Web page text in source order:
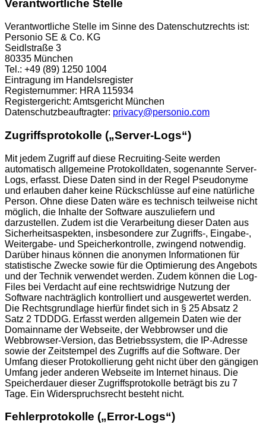
Verantwortliche Stelle
Verantwortliche Stelle im Sinne des Datenschutzrechts ist:
Personio SE & Co. KG
Seidlstraße 3
80335 München
Tel.: +49 (89) 1250 1004
Eintragung im Handelsregister
Registernummer: HRA 115934
Registergericht: Amtsgericht München
Datenschutzbeauftragter: privacy@personio.com
Zugriffsprotokolle („Server-Logs“)
Mit jedem Zugriff auf diese Recruiting-Seite werden
automatisch allgemeine Protokolldaten, sogenannte Server-
Logs, erfasst. Diese Daten sind in der Regel Pseudonyme
und erlauben daher keine Rückschlüsse auf eine natürliche
Person. Ohne diese Daten wäre es technisch teilweise nicht
möglich, die Inhalte der Software auszuliefern und
darzustellen. Zudem ist die Verarbeitung dieser Daten aus
Sicherheitsaspekten, insbesondere zur Zugriffs-, Eingabe-,
Weitergabe- und Speicherkontrolle, zwingend notwendig.
Darüber hinaus können die anonymen Informationen für
statistische Zwecke sowie für die Optimierung des Angebots
und der Technik verwendet werden. Zudem können die Log-
Files bei Verdacht auf eine rechtswidrige Nutzung der
Software nachträglich kontrolliert und ausgewertet werden.
Die Rechtsgrundlage hierfür findet sich in § 25 Absatz 2
Satz 2 TDDDG. Erfasst werden allgemein Daten wie der
Domainname der Webseite, der Webbrowser und die
Webbrowser-Version, das Betriebssystem, die IP-Adresse
sowie der Zeitstempel des Zugriffs auf die Software. Der
Umfang dieser Protokollierung geht nicht über den gängigen
Umfang jeder anderen Webseite im Internet hinaus. Die
Speicherdauer dieser Zugriffsprotokolle beträgt bis zu 7
Tage. Ein Widerspruchsrecht besteht nicht.
Fehlerprotokolle („Error-Logs“)